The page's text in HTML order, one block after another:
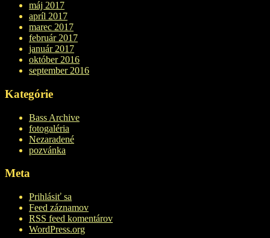
máj 2017
apríl 2017
marec 2017
február 2017
január 2017
október 2016
september 2016
Kategórie
Bass Archive
fotogaléria
Nezaradené
pozvánka
Meta
Prihlásiť sa
Feed záznamov
RSS feed komentárov
WordPress.org